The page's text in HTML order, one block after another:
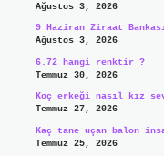
Ağustos 3, 2026
9 Haziran Ziraat
Ağustos 3, 2026
6.72 hangi renktir ?
Temmuz 30, 2026
Koç erkeği nasıl kız
Temmuz 27, 2026
Kaç tane uçan balon
Temmuz 25, 2026